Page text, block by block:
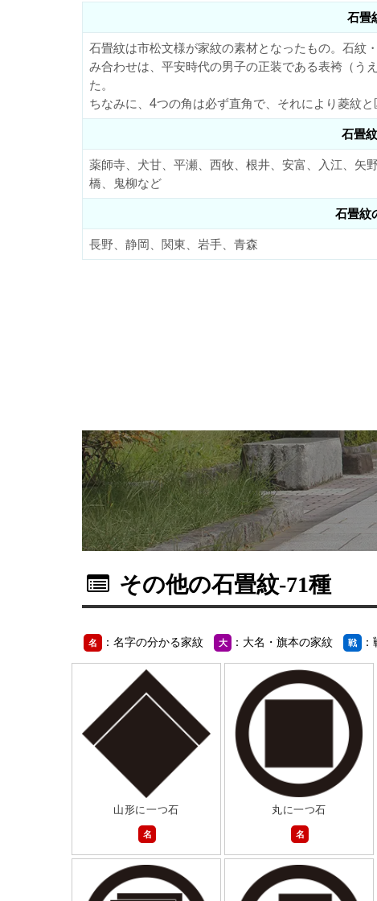
石畳
石畳紋は市松文様が家紋の素材となったもの。石紋
み合わせは、平安時代の男子の正装である表袴（う
た。
ちなみに、4つの角は必ず直角で、それにより菱紋と
石畳
薬師寺、犬甘、平瀬、西牧、根井、安富、入江、矢
橋、鬼柳など
石畳紋
長野、静岡、関東、岩手、青森
その他の石畳紋-71種
名 ：名字の分かる家紋 大 ：大名・旗本の家紋 戦 ：
山形に一つ石
名
丸に一つ石
名